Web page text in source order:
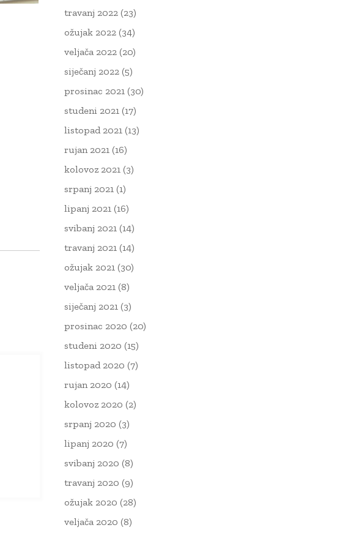
travanj 2022 (23)
ožujak 2022 (34)
veljača 2022 (20)
siječanj 2022 (5)
prosinac 2021 (30)
studeni 2021 (17)
listopad 2021 (13)
rujan 2021 (16)
kolovoz 2021 (3)
srpanj 2021 (1)
lipanj 2021 (16)
svibanj 2021 (14)
travanj 2021 (14)
ožujak 2021 (30)
veljača 2021 (8)
siječanj 2021 (3)
prosinac 2020 (20)
studeni 2020 (15)
listopad 2020 (7)
rujan 2020 (14)
kolovoz 2020 (2)
srpanj 2020 (3)
lipanj 2020 (7)
svibanj 2020 (8)
travanj 2020 (9)
ožujak 2020 (28)
veljača 2020 (8)